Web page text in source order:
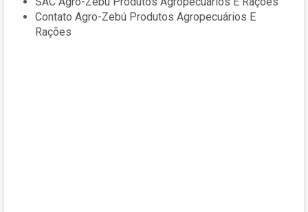
Contato Agro-Zebú Produtos Agropecuários E
Rações